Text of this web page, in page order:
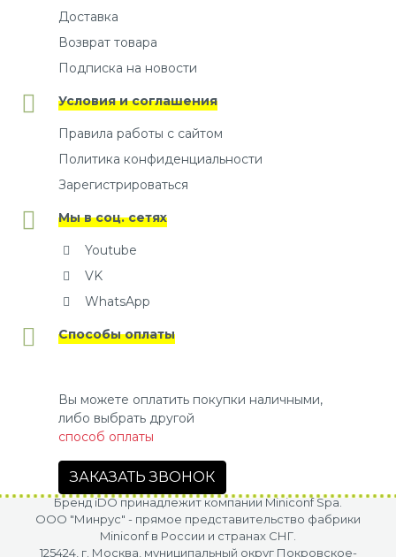
Доставка
Возврат товара
Подписка на новости
Условия и соглашения
Правила работы с сайтом
Политика конфиденциальности
Зарегистрироваться
Мы в соц. сетях
Youtube
VK
WhatsApp
Способы оплаты
Вы можете оплатить покупки наличными,
либо выбрать другой
способ оплаты
ЗАКАЗАТЬ ЗВОНОК
Бренд iDO принадлежит компании Miniconf Spa.
OOO "Минрус" - прямое представительство фабрики
Miniconf в России и странах СНГ.
125424, г. Москва, муниципальный округ Покровское-